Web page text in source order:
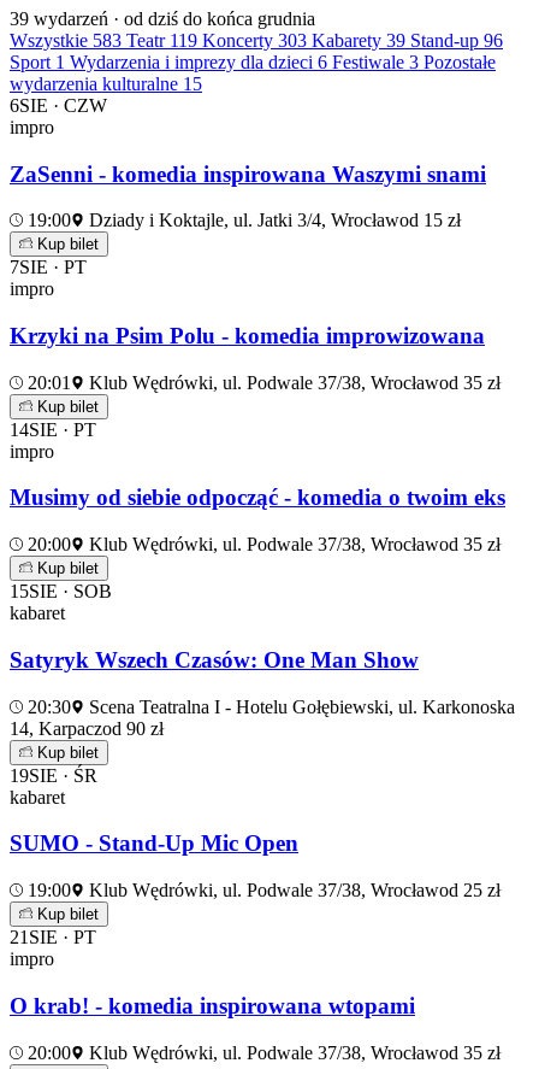
39 wydarzeń · od dziś do końca grudnia
Wszystkie 583 Teatr 119 Koncerty 303 Kabarety 39 Stand-up 96
Sport 1 Wydarzenia i imprezy dla dzieci 6 Festiwale 3 Pozostałe
wydarzenia kulturalne 15
6SIE · CZW
impro
ZaSenni - komedia inspirowana Waszymi snami
19:00 Dziady i Koktajle, ul. Jatki 3/4, Wrocławod 15 zł
Kup bilet
7SIE · PT
impro
Krzyki na Psim Polu - komedia improwizowana
20:01 Klub Wędrówki, ul. Podwale 37/38, Wrocławod 35 zł
Kup bilet
14SIE · PT
impro
Musimy od siebie odpocząć - komedia o twoim eks
20:00 Klub Wędrówki, ul. Podwale 37/38, Wrocławod 35 zł
Kup bilet
15SIE · SOB
kabaret
Satyryk Wszech Czasów: One Man Show
20:30
Scena Teatralna I - Hotelu Gołębiewski, ul. Karkonoska
14, Karpaczod 90 zł
Kup bilet
19SIE · ŚR
kabaret
SUMO - Stand-Up Mic Open
19:00 Klub Wędrówki, ul. Podwale 37/38, Wrocławod 25 zł
Kup bilet
21 SIE · PT
impro
O krab! - komedia inspirowana wtopami
20:00 Klub Wędrówki, ul. Podwale 37/38, Wrocławod 35 zł